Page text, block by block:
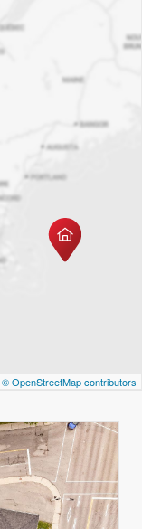
© OpenStreetMap contributors